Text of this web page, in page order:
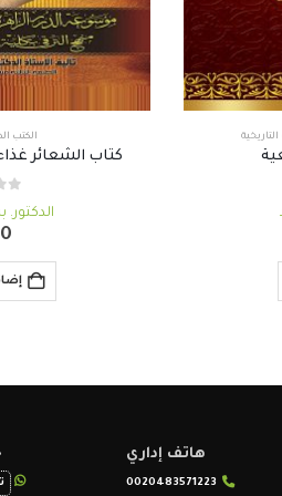
الكتب
كتاب الشعائر
الدكتور.
هاتف إداري
0020483571223